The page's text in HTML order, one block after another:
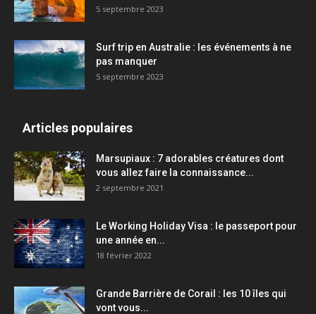
5 septembre 2023
Surf trip en Australie : les événements à ne
pas manquer
5 septembre 2023
Articles populaires
Marsupiaux : 7 adorables créatures dont
vous allez faire la connaissance...
2 septembre 2021
Le Working Holiday Visa : le passeport pour
une année en...
18 février 2022
Grande Barrière de Corail : les 10 îles qui
vont vous...